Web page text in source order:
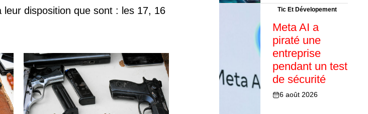
disposition que sont : les 17, 16
Tic Et Dévelopement
Meta AI a
piraté une
entreprise
pendant un test
de sécurité
6 août 2026